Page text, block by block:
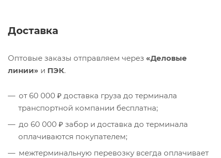
Доставка
Оптовые заказы отправляем через «Деловые
линии» и ПЭК.
от 60 000 ₽ доставка груза до терминала
транспортной компании бесплатна;
до 60 000 ₽ забор и доставка до терминала
оплачиваются покупателем;
межтерминальную перевозку всегда оплачивает